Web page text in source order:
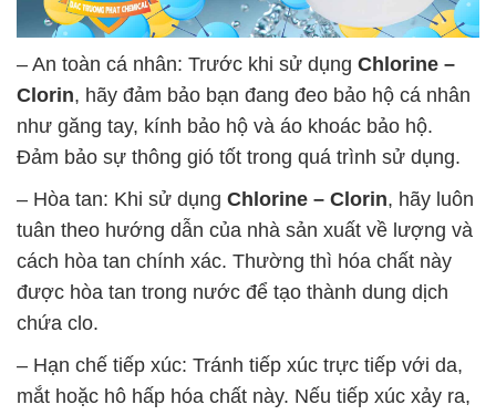
– An toàn cá nhân: Trước khi sử dụng Chlorine –
Clorin, hãy đảm bảo bạn đang đeo bảo hộ cá nhân
như găng tay, kính bảo hộ và áo khoác bảo hộ.
Đảm bảo sự thông gió tốt trong quá trình sử dụng.
– Hòa tan: Khi sử dụng Chlorine – Clorin, hãy luôn
tuân theo hướng dẫn của nhà sản xuất về lượng và
cách hòa tan chính xác. Thường thì hóa chất này
được hòa tan trong nước để tạo thành dung dịch
chứa clo.
– Hạn chế tiếp xúc: Tránh tiếp xúc trực tiếp với da,
mắt hoặc hô hấp hóa chất này. Nếu tiếp xúc xảy ra,